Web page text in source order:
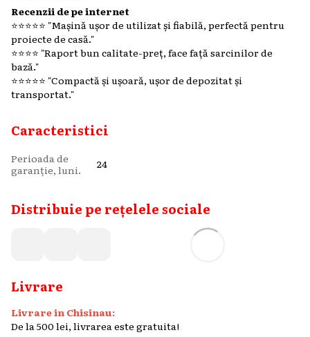
Recenzii de pe internet
⭐️⭐️⭐️⭐️⭐️ "Mașină ușor de utilizat și fiabilă, perfectă pentru
proiecte de casă."​
⭐️⭐️⭐️⭐️ "Raport bun calitate-preț, face față sarcinilor de
bază."​
⭐️⭐️⭐️⭐️⭐️ "Compactă și ușoară, ușor de depozitat și
transportat."
Caracteristici
Perioada de
garanție, luni.
24
Distribuie pe rețelele sociale
Livrare
Livrare in Chisinau:
De la 500 lei, livrarea este gratuita!